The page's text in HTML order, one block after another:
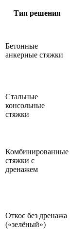
Тип решения
Бетонные
анкерные стяжки
Стальные
консольные
стяжки
Комбинированные
стяжки с
дренажем
Откос без дренажа
(«зелёный»)